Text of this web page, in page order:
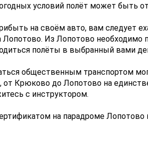
условий полёт может быть
на своём авто, вам следует
Лопотово. Из Лопотово необходимо
полёты в выбранный вами
общественным транспортом
от Крюково до Лопотово на
с инструктором.
на парадроме